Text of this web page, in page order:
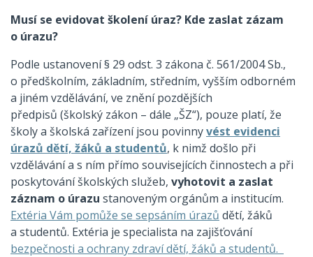
Musí se evidovat školení úraz? Kde zaslat zázam
o úrazu?
Podle ustanovení § 29 odst. 3 zákona č. 561/2004 Sb.,
o předškolním, základním, středním, vyšším odborném
a jiném vzdělávání, ve znění pozdějších
předpisů (školský zákon – dále „ŠZ“), pouze platí, že
školy a školská zařízení jsou povinnyvést evidenci
úrazů dětí, žáků a studentů, k nimž došlo při
vzdělávání a s ním přímo souvisejících činnostech a při
poskytování školských služeb, vyhotovit a zaslat
záznam o úrazu stanoveným orgánům a institucím.
Extéria Vám pomůže se sepsáním úrazů dětí, žáků
a studentů. Extéria je specialista na zajišťování
bezpečnosti a ochrany zdraví dětí, žáků a studentů.